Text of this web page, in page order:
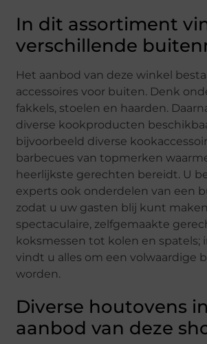
In dit assortiment
verschillende
Het aanbod van deze winkel
accessoires voor buiten. Denk
fakkels, stoelen en haarden.
diverse kookproducten
bijvoorbeeld diverse
barbecues van topmerken
heerlijkste gerechten bereidt. U
experts ook onderdelen van een
zodat u uw gasten blij kunt
spectaculaire, zelfgemaakte
koksmessen tot kolen en spatels;
vindt u alles om een volwaardige
worden.
Diverse houtovens
aanbod van deze